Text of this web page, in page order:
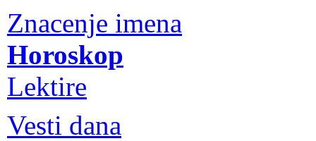
Znacenje imena
Horoskop
Lektire
Vesti dana